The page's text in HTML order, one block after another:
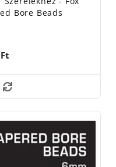
Bore Beads